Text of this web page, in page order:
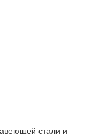
стали и